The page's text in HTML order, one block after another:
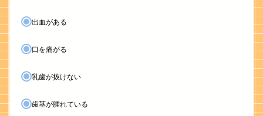
出血がある
口を痛がる
乳歯が抜けない
歯茎が腫れている